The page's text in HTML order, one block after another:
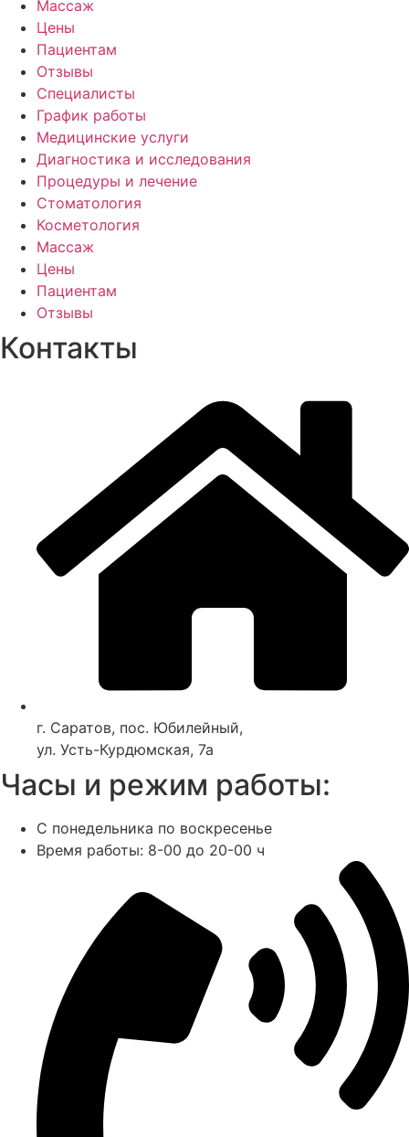
Массаж
Цены
Пациентам
Отзывы
Специалисты
График работы
Медицинские услуги
Диагностика и исследования
Процедуры и лечение
Стоматология
Косметология
Массаж
Цены
Пациентам
Отзывы
Контакты
г. Саратов, пос. Юбилейный,
ул. Усть-Курдюмская, 7а
Часы и режим работы:
С понедельника по воскресенье
Время работы: 8-00 до 20-00 ч